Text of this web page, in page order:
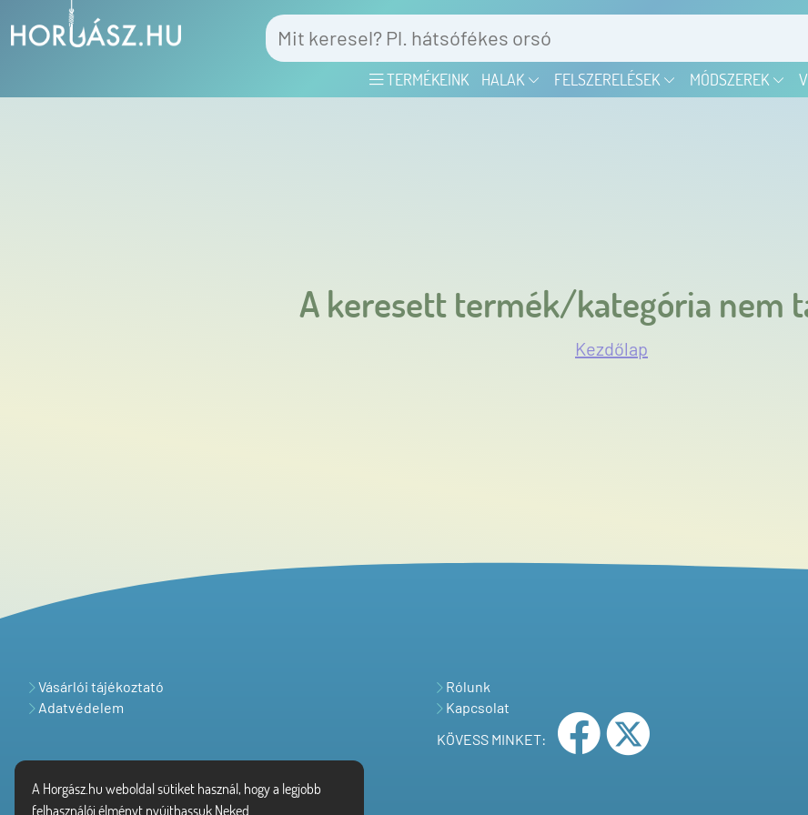
A Horgász.hu weboldal sütiket használ, hogy a legjobb
felhasználói élményt nyújthassuk Neked.
TERMÉKEINK HALAK FELSZERELÉSEK MÓDSZEREK
A keresett termék/kategória nem
Kezdőlap
Vásárlói tájékoztató
Adatvédelem
Rólunk
Kapcsolat
KÖVESS MINKET: